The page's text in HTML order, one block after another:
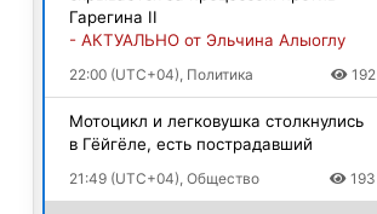
Гарегина II
- АКТУАЛЬНО от Эльчина Алыоглу
22:00 (UTC+04), Политика 192
Мотоцикл и легковушка столкнулись
в Гёйгёле, есть пострадавший
21:49 (UTC+04), Общество 193